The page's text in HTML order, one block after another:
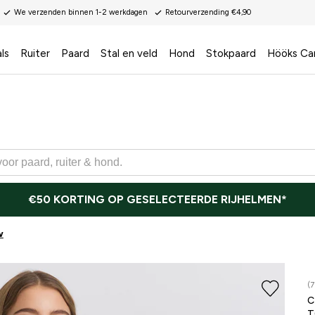
We verzenden binnen 1-2 werkdagen Retourverzending €4,90
Ruiter Paard Stal en veld Hond Stokpaard Hööks
€50 KORTING OP GESELECTEERDE RIJHELMEN*